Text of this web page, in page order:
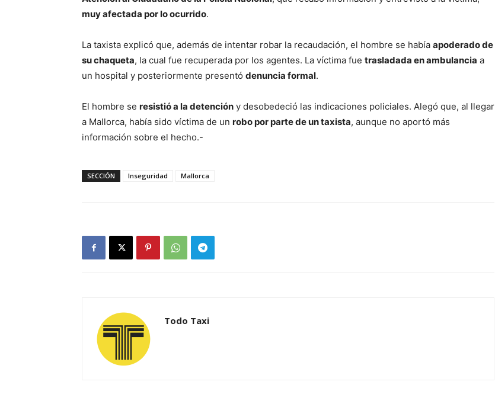
muy afectada por lo ocurrido.
La taxista explicó que, además de intentar robar la recaudación, el hombre se había apoderado de
su chaqueta, la cual fue recuperada por los agentes. La víctima fue trasladada en ambulancia a
un hospital y posteriormente presentó denuncia formal.
El hombre se resistió a la detención y desobedeció las indicaciones policiales. Alegó que, al llegar
a Mallorca, había sido víctima de un robo por parte de un taxista, aunque no aportó más
información sobre el hecho.-
SECCIÓN Inseguridad Mallorca
Todo Taxi